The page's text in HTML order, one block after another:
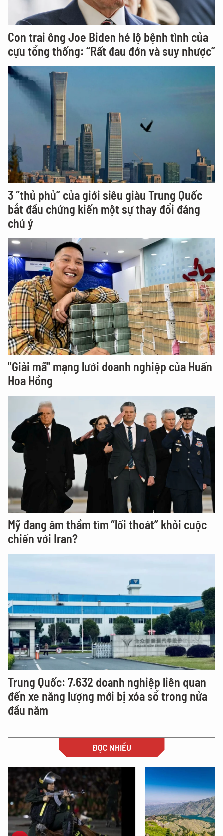
Con trai ông Joe Biden hé lộ bệnh tình của
cựu tổng thống: “Rất đau đớn và suy nhược”
3 “thủ phủ” của giới siêu giàu Trung Quốc
bắt đầu chứng kiến một sự thay đổi đáng
chú ý
"Giải mã" mạng lưới doanh nghiệp của Huấn
Hoa Hồng
Mỹ đang âm thầm tìm “lối thoát” khỏi cuộc
chiến với Iran?
Trung Quốc: 7.632 doanh nghiệp liên quan
đến xe năng lượng mới bị xóa sổ trong nửa
đầu năm
ĐỌC NHIỀU